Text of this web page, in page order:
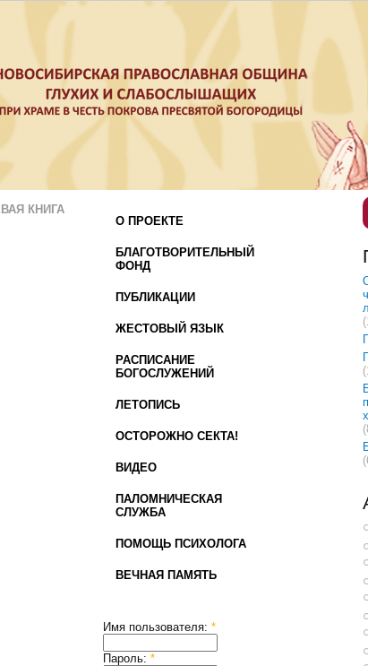
КНИГА
О ПРОЕКТЕ
БЛАГОТВОРИТЕЛЬНЫЙ
ФОНД
ПУБЛИКАЦИИ
ЖЕСТОВЫЙ ЯЗЫК
РАСПИСАНИЕ
БОГОСЛУЖЕНИЙ
ЛЕТОПИСЬ
ОСТОРОЖНО СЕКТА!
ВИДЕО
ПАЛОМНИЧЕСКАЯ
СЛУЖБА
ПОМОЩЬ ПСИХОЛОГА
ВЕЧНАЯ ПАМЯТЬ
Имя пользователя: *
Пароль: *